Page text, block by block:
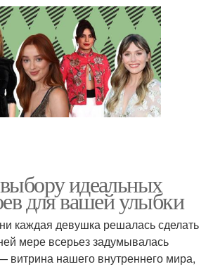
идеальных
для вашей улыбки
каждая девушка решалась сделать
мере всерьез задумывалась
витрина нашего внутреннего мира,